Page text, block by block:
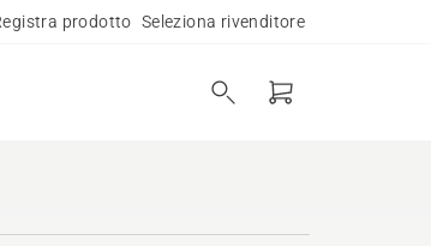
prodotto Seleziona rivenditore